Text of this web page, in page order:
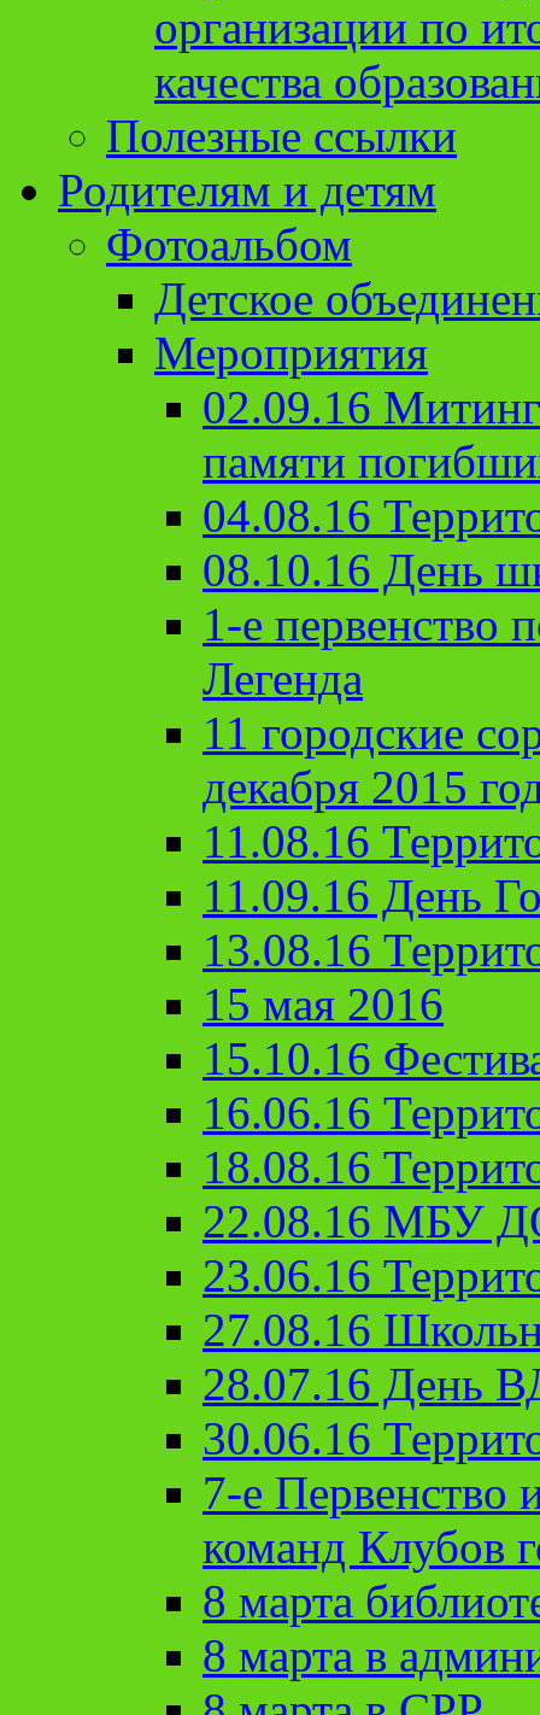
организации по
качества
Полезные ссылки
Родителям и детям
Фотоальбом
Детское
Мероприятия
02.09.16
памяти
04.08.16
08.10.16 День
1-е первенство
Легенда
11 городские
декабря 2015
11.08.16
11.09.16 День
13.08.16
15 мая 2016
15.10.16
16.06.16
18.08.16
22.08.16 МБУ
23.06.16
27.08.16
28.07.16 День
30.06.16
7-е Первенство
команд Клубов
8 марта
8 марта в